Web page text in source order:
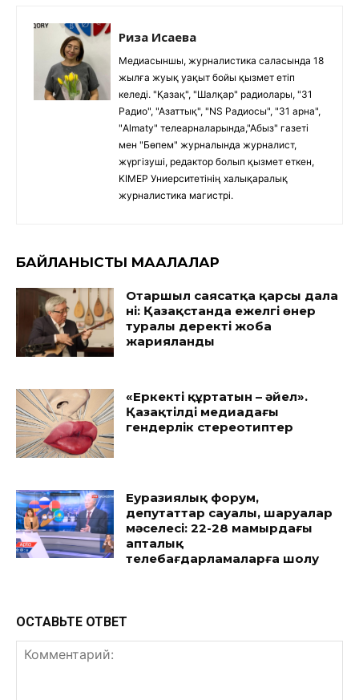
Риза Исаева
Медиасыншы, журналистика саласында 18
жылға жуық уақыт бойы қызмет етіп
келеді. "Қазақ", "Шалқар" радиолары, "31
Радио", "Азаттық", "NS Радиосы", "31 арна",
"Almaty" телеарналарында,"Абыз" газеті
мен "Бөпем" журналында журналист,
жүргізуші, редактор болып қызмет еткен,
KIMEP Униерситетінің халықаралық
журналистика магистрі.
БАЙЛАНЫСТЫ МАҚАЛАЛАР
Отаршыл саясатқа қарсы дала
үні: Қазақстанда ежелгі өнер
туралы деректі жоба
жарияланды
«Еркекті құртатын – әйел».
Қазақтілді медиадағы
гендерлік стереотиптер
Еуразиялық форум,
депутаттар сауалы, шаруалар
мәселесі: 22-28 мамырдағы
апталық
телебағдарламаларға шолу
ОСТАВЬТЕ ОТВЕТ